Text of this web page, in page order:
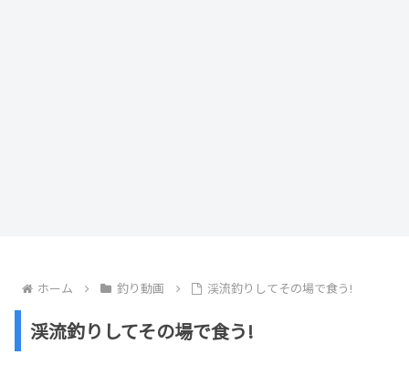
ホーム 釣り動画 渓流釣りしてその場で食う!
渓流釣りしてその場で食う!